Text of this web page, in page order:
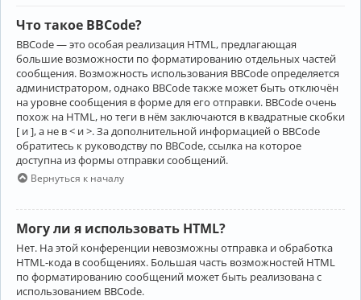
Что такое BBCode?
BBCode — это особая реализация HTML, предлагающая
большие возможности по форматированию отдельных частей
сообщения. Возможность использования BBCode определяется
администратором, однако BBCode также может быть отключён
на уровне сообщения в форме для его отправки. BBCode очень
похож на HTML, но теги в нём заключаются в квадратные скобки
[ и ], а не в < и >. За дополнительной информацией о BBCode
обратитесь к руководству по BBCode, ссылка на которое
доступна из формы отправки сообщений.
Вернуться к началу
Могу ли я использовать HTML?
Нет. На этой конференции невозможны отправка и обработка
HTML-кода в сообщениях. Большая часть возможностей HTML
по форматированию сообщений может быть реализована с
использованием BBCode.